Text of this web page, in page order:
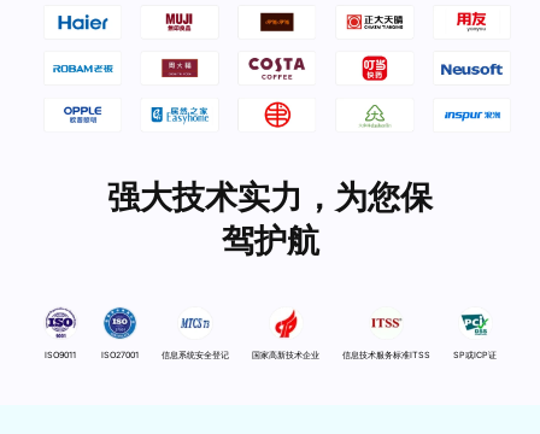
强大技术实力，为您保
驾护航
ISO9011 ISO27001 信息系统安全登记 国家高新技术企业 信息技术服务标准ITSS SP或ICP证